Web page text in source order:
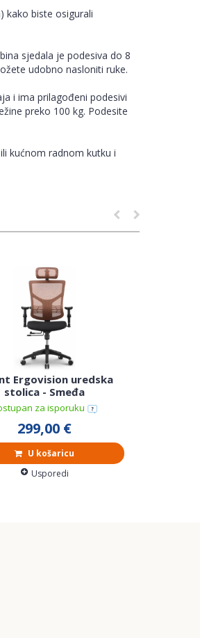
kako biste osigurali
sjedala je podesiva do 8
udobno nasloniti ruke.
i ima prilagođeni podesivi
preko 100 kg. Podesite
kućnom radnom kutku i
Ergovision uredska
stolica - Smeđa
za isporuku
299,00 €
U košaricu
Usporedi